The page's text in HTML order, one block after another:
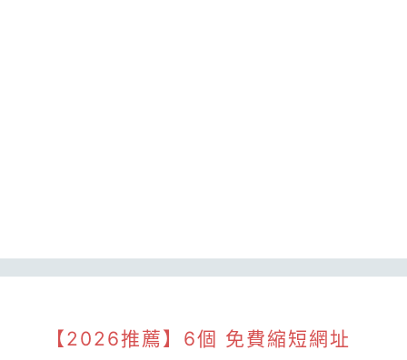
【2026推薦】6個 免費縮短網址